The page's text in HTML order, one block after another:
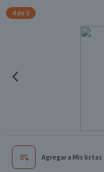
4 de 5
Agregar a Mis listas